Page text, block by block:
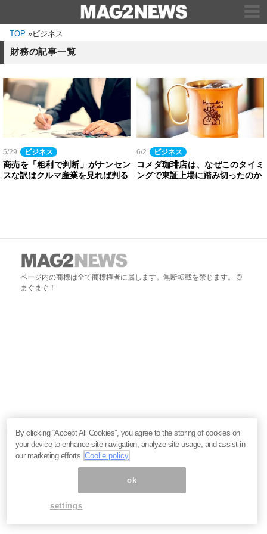
TOP »ビジネス
財務の記事一覧
5/29 ビジネス
商売を「粗利で判断」がナンセン
スな訳はクルマ産業を見れば判る
6/2 ビジネス
コメダ珈琲店は、なぜこのタイミ
ングで東証上場に踏み切ったのか
ページ内の商標は全て商標権者に属します。無断転載を禁じます。 ©
まぐまぐ！
By clicking “Accept All Cookies”, you agree to the storing of cookies on
your device to enhance site navigation, analyze site usage, and assist in
our marketing efforts.Coolie policy
ok
settings